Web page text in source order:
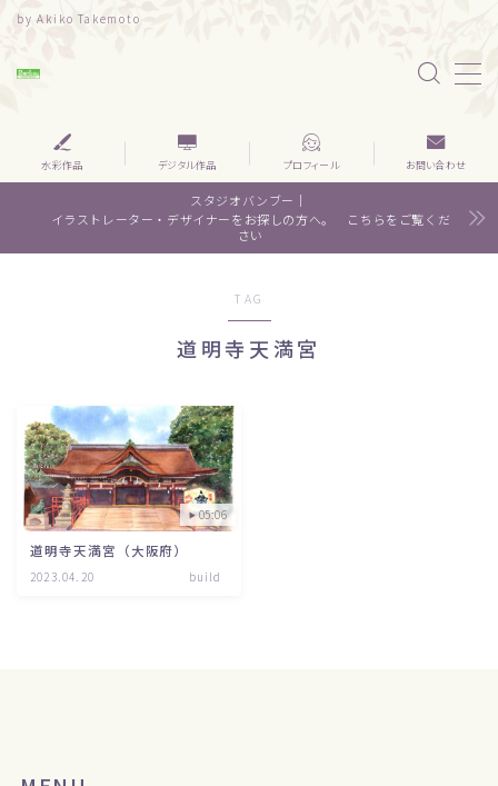
by Akiko Takemoto
MENU
水彩｜食べ物
水彩｜風景
About me
Contact
水彩作品 デジタル作品 プロフィール お問い合わせ
スタジオバンブー｜
イラストレーター・デザイナーをお探しの方へ。 こちらをご覧くだ
さい
TAG
道明寺天満宮
05:06
道明寺天満宮（大阪府）
2023.04.20 build